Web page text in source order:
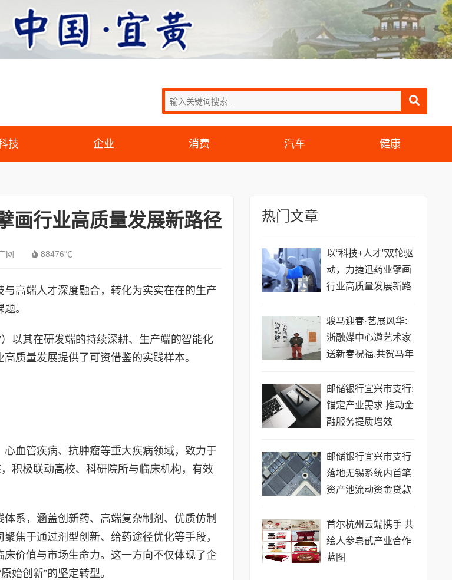
技 企业 消费 汽车 健康
画行业高质量发展新路径
网 88476℃
高端人才深度融合，转化为实实在在的生产
。
以其在研发端的持续深耕、生产端的智能化
质量发展提供了可资借鉴的实践样本。
血管疾病、抗肿瘤等重大疾病领域，致力于
积极联动高校、科研院所与临床机构，有效
系，涵盖创新药、高端复杂制剂、优质仿制
焦于通过剂型创新、给药途径优化等手段，
价值与市场生命力。这一方向不仅体现了企
始创新”的坚定转型。
热门文章
以“科技+人才”双轮驱
动，力捷迅药业擘画
行业高质量发展新路
骏马迎春·艺展风华:
浙融媒中心邀艺术家
送新春祝福,共贺马年
邮储银行宜兴市支行:
锚定产业需求 推动金
融服务提质增效
邮储银行宜兴市支行
落地无锡系统内首笔
资产池流动资金贷款
首尔杭州云端携手 共
绘人参皂甙产业合作
蓝图